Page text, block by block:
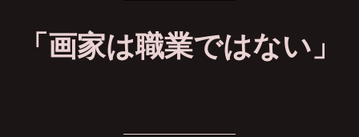
「画家は職業ではない」